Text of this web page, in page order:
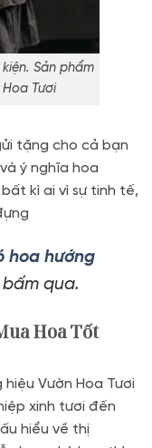
Sản phẩm
Tươi
tặng cho cả bạn
ý nghĩa hoa
kì ai vì sự tinh tế,
hoa hướng
qua.
Hoa Tốt
Vườn Hoa Tươi
xinh tươi đến
hiểu về thị